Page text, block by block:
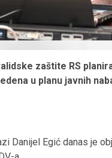
zaštite RS
u planu javnih
Danijel Egić danas je